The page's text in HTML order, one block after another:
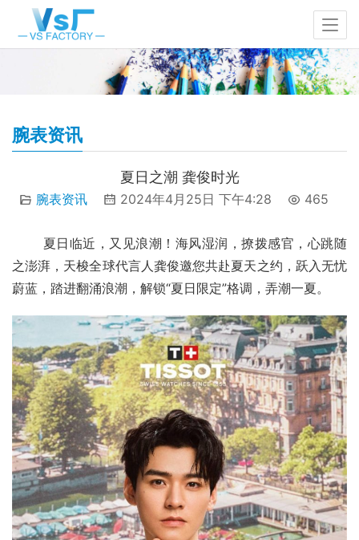
腕表资讯
夏日之潮 龚俊时光
腕表资讯 2024年4月25日 下午4:28 465
夏日临近，又见浪潮！海风湿润，撩拨感官，心跳随
之澎湃，天梭全球代言人龚俊邀您共赴夏天之约，跃入无忧
蔚蓝，踏进翻涌浪潮，解锁“夏日限定”格调，弄潮一夏。